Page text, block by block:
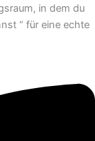
in dem du
“ für eine echte